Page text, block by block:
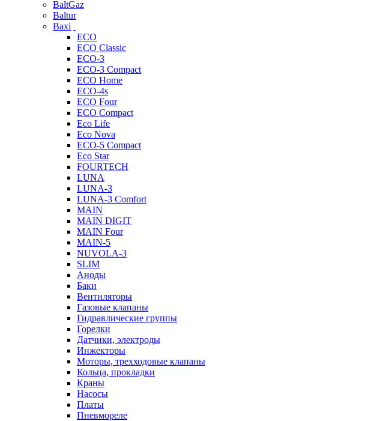
BaltGaz
Baltur
Baxi
ECO
ECO Classic
ECO-3
ECO-3 Compact
ECO Home
ECO-4s
ECO Four
ECO Compact
Eco Life
Eco Nova
ECO-5 Compact
Eco Star
FOURTECH
LUNA
LUNA-3
LUNA-3 Comfort
MAIN
MAIN DIGIT
MAIN Four
MAIN-5
NUVOLA-3
SLIM
Аноды
Баки
Вентиляторы
Газовые клапаны
Гидравлические группы
Горелки
Датчики, электроды
Инжекторы
Моторы, трехходовые клапаны
Кольца, прокладки
Краны
Насосы
Платы
Пневмореле